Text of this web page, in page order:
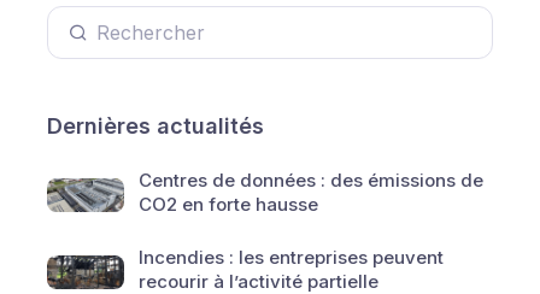
Dernières actualités
Centres de données : des émissions de
CO2 en forte hausse
Incendies : les entreprises peuvent
recourir à l’activité partielle